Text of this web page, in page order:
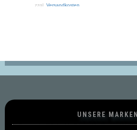
zzgl.Versandkosten
UNSERE MARKEN